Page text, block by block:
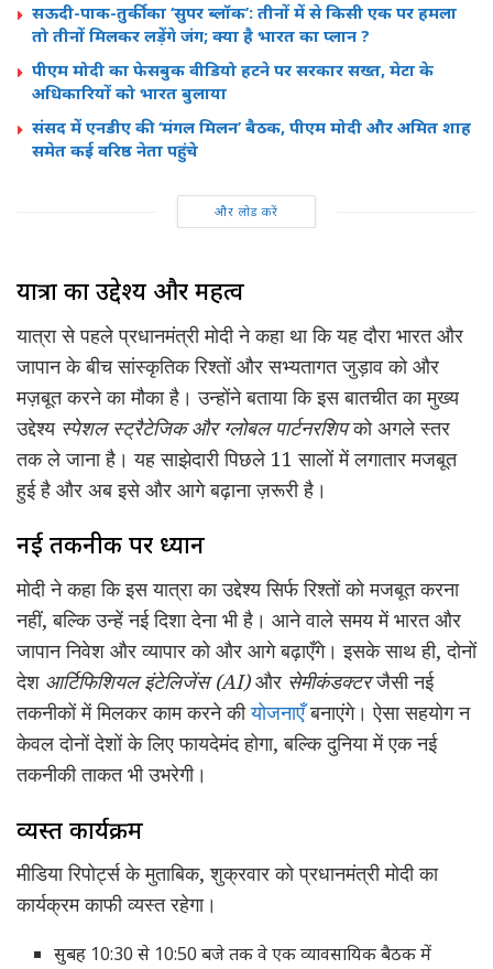
सऊदी-पाक-तुर्की का ‘सुपर ब्लॉक’: तीनों में से किसी एक पर हमला
तो तीनों मिलकर लड़ेंगे जंग; क्या है भारत का प्लान ?
पीएम मोदी का फेसबुक वीडियो हटने पर सरकार सख्त, मेटा के
अधिकारियों को भारत बुलाया
संसद में एनडीए की ‘मंगल मिलन’ बैठक, पीएम मोदी और अमित शाह
समेत कई वरिष्ठ नेता पहुंचे
और लोड करें
यात्रा का उद्देश्य और महत्व
यात्रा से पहले प्रधानमंत्री मोदी ने कहा था कि यह दौरा भारत और
जापान के बीच सांस्कृतिक रिश्तों और सभ्यतागत जुड़ाव को और
मज़बूत करने का मौका है। उन्होंने बताया कि इस बातचीत का मुख्य
उद्देश्य स्पेशल स्ट्रैटेजिक और ग्लोबल पार्टनरशिपको अगले स्तर
तक ले जाना है। यह साझेदारी पिछले 11 सालों में लगातार मजबूत
हुई है और अब इसे और आगे बढ़ाना ज़रूरी है।
नई तकनीक पर ध्यान
मोदी ने कहा कि इस यात्रा का उद्देश्य सिर्फ रिश्तों को मजबूत करना
नहीं, बल्कि उन्हें नई दिशा देना भी है। आने वाले समय में भारत और
जापान निवेश और व्यापार को और आगे बढ़ाएँगे। इसके साथ ही, दोनों
देश आर्टिफिशियल इंटेलिजेंस (AI)और सेमीकंडक्टरजैसी नई
तकनीकों में मिलकर काम करने कीयोजनाएँबनाएंगे। ऐसा सहयोग न
केवल दोनों देशों के लिए फायदेमंद होगा, बल्कि दुनिया में एक नई
तकनीकी ताकत भी उभरेगी।
व्यस्त कार्यक्रम
मीडिया रिपोर्ट्स के मुताबिक, शुक्रवार को प्रधानमंत्री मोदी का
कार्यक्रम काफी व्यस्त रहेगा।
सुबह 10:30 से 10:50 बजे तक वे एक व्यावसायिक बैठक में